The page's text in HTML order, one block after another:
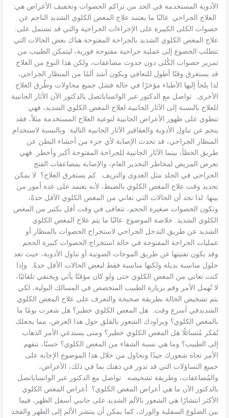
الأدوية المستخدمة في الحد من تراكم الحصوات وتخفيف الأعراض هي:
العلاج الجراحي غالبًا ما يعتمد علاج المغص الكلوي الشديد الناجم عن
حصوات الكلى الكبيرة على الإجراءات الجراحية والتي قد تشتمل على:
علاج المغص الكلوي الشديد بالجراحة المفتوحة هناك بعض الحالات التي
تتطلب الخضوع إلى عملية جراحية مفتوحة فورية، ليتمكن الطبيب من
تمرير حصوات الكُلى دون حدوث مضاعفات، ولكن هذا النوع من العلاج
قد يستغرق وقتًا أطول للتعافي ويكون أشد ألمًا من المنظار الجراحي،
لذا يلجأ إليها الأطباء مؤخرًا في حالة فشل جميع محاولات وطُرق العلاج
الأخرى. تواصل مع الدكتور عبر الواتساباتصل بالدكتور الآن الآثار الجانبية
للعلاج بالنسبة إلى الآثار الجانبية لعلاج المغص الكلوي الشديد، فهي
تنطوي على ظهور الأعراض الجانبية لنوعية العلاج المستخدمة مثلاً، فقد
ينجم عن تناول الأدوية والعقاقير الآثار الجانبية التالية: وبالنسبة لاستخدام
المنظار الجراحي، قد تحدث الإصابة لأي جزء من أحشاء البطن عن
طريق الخطأ، بينما الآثار الجانبية للجراحة المفتوحة أكبر وأخطر. فهي
تعرض المريض لمخاطر التخدير العام، والإصابة بمضاعفات الفتح
الجراحي في الجلد مثل العدوى والنزيف. كم يستغرق العلاج؟ لا يمكن
تحديد وقت علاج المغص الكلوي بالضبط، لأنه يعتمد على عدة أمور من
بينها: لذا نجد أن الحالات التي تعاني من المغص الكلوي الأقل حدةً،
وتكون الحصوات صغيرة الحجم، تتعافى في وقت أقل بكثير من المغص
الكلوي الشديد. خلاصة الموضوع غالبًا ما يتم علاج المغص الكلوي
الشديد عن طريق التدخل الجراحي لاستخراج الحصوات بالمنظار أو
عمليات الجراحة المفتوحة في حالة استخراج الحصوات كبيرة الحجم.
وقد يكون تفتيتها عن طريق الموجات الصوتية أو تناول الأدوية، حيث تعد
حلول مناسبة بديلة ولكنها مناسبة فقط لبعض الحالات الأقل حدةً. وإذا
كنت تعاني من المغص الكلوي حتى ولو كان مؤقتًا يأتي ويختفي تلقائيًا،
لا تُهمل الأمر وقم بزيارة الطبيب المتخصص في المسالك البولية، لكي
يتم تشخيص الحالة بطريقة صحيحة والتعرف على علاج المغص الكلوي
الشديدفي أسرع وقت. هل المغص الكلوي خطير؟ هل شعرت يومًا ما
بالمغص الكلوي؟ ويراودك الشعور بالقلق حول هذا العرض، مما يجعلك
تُفكر مُتسائلًا هل المغص الكلوي خطير؟ ومتى يستدعي الأمر الذهاب
إلى الطبيب؟ وما هي نسبة الشفاء من المغص الكلوي؟ حسنًا، نتفهم
الأمر تجاه شعورك جيدًا ونحاول من خلال هذا الموضوع الإجابة على
جميع التساؤلات التي قد تدور في ذهنك بما في ذلك، الأعراض،
والمُضاعفات، وطريقة تشخيصه. تواصل مع الدكتور عبر الواتساباتصل
بالدكتور الآن ما هي أعراض المغص الكلوي؟ أعراض المغص الكلوي
الأكثر انتشارًا هي الشعور بالألم الشديد على جانبي أسفل الظهر، فيما
بين الضلوع السفلية والورك، كما يمكن أن ينتشر الألم إلى الظهر والفخذ